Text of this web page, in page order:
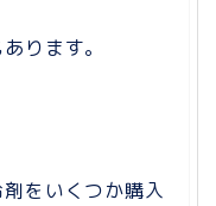
ります。
をいくつか購入